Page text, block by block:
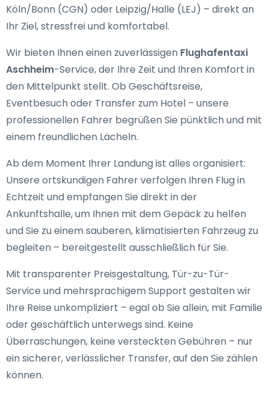
Köln/Bonn (CGN) oder Leipzig/Halle (LEJ) – direkt an
Ihr Ziel, stressfrei und komfortabel.
Wir bieten Ihnen einen zuverlässigen Flughafentaxi
Aschheim-Service, der Ihre Zeit und Ihren Komfort in
den Mittelpunkt stellt. Ob Geschäftsreise,
Eventbesuch oder Transfer zum Hotel – unsere
professionellen Fahrer begrüßen Sie pünktlich und mit
einem freundlichen Lächeln.
Ab dem Moment Ihrer Landung ist alles organisiert:
Unsere ortskundigen Fahrer verfolgen Ihren Flug in
Echtzeit und empfangen Sie direkt in der
Ankunftshalle, um Ihnen mit dem Gepäck zu helfen
und Sie zu einem sauberen, klimatisierten Fahrzeug zu
begleiten – bereitgestellt ausschließlich für Sie.
Mit transparenter Preisgestaltung, Tür-zu-Tür-
Service und mehrsprachigem Support gestalten wir
Ihre Reise unkompliziert – egal ob Sie allein, mit Familie
oder geschäftlich unterwegs sind. Keine
Überraschungen, keine versteckten Gebühren – nur
ein sicherer, verlässlicher Transfer, auf den Sie zählen
können.